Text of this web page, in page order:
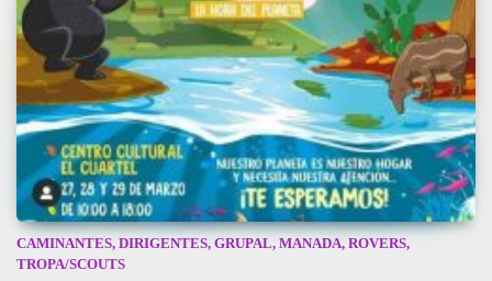
CAMINANTES, DIRIGENTES, GRUPAL, MANADA, ROVERS,
TROPA/SCOUTS